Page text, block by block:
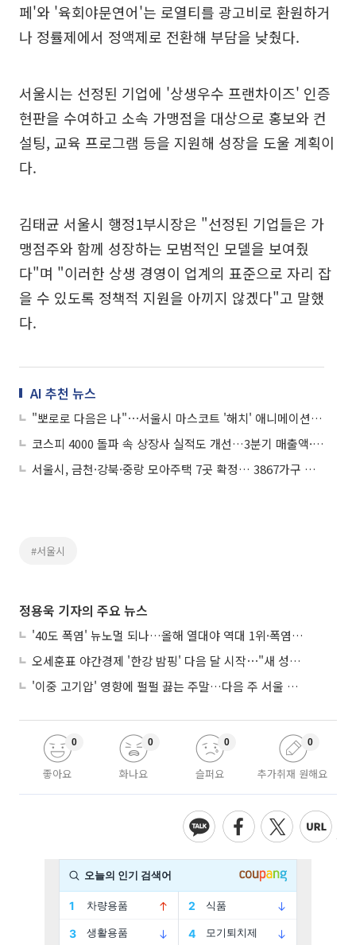
페'와 '육회야문연어'는 로열티를 광고비로 환원하거
나 정률제에서 정액제로 전환해 부담을 낮췄다.
서울시는 선정된 기업에 '상생우수 프랜차이즈' 인증
현판을 수여하고 소속 가맹점을 대상으로 홍보와 컨
설팅, 교육 프로그램 등을 지원해 성장을 도울 계획이
다.
김태균 서울시 행정1부시장은 "선정된 기업들은 가
맹점주와 함께 성장하는 모범적인 모델을 보여줬
다"며 "이러한 상생 경영이 업계의 표준으로 자리 잡
을 수 있도록 정책적 지원을 아끼지 않겠다"고 말했
다.
AI 추천 뉴스
"뽀로로 다음은 나"⋯서울시 마스코트 '해치' 애니메이션, EBS 본방송 개시
코스피 4000 돌파 속 상장사 실적도 개선…3분기 매출액·영업익 모두 증가
서울시, 금천·강북·중랑 모아주택 7곳 확정… 3867가구 공급
#서울시
정용욱 기자의 주요 뉴스
'40도 폭염' 뉴노멀 되나…올해 열대야 역대 1위·폭염일수 평년 3배 넘어
오세훈표 야간경제 '한강 밤핑' 다음 달 시작⋯"새 성장동력 만들 것"
'이중 고기압' 영향에 펄펄 끓는 주말…다음 주 서울 포함 서쪽이 더 덥다
좋아요
0
화나요
0
슬퍼요
0
추가취재 원해요
0